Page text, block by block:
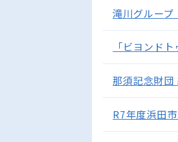
滝川グルー
「ビヨンド
那須記念財
R7年度浜田